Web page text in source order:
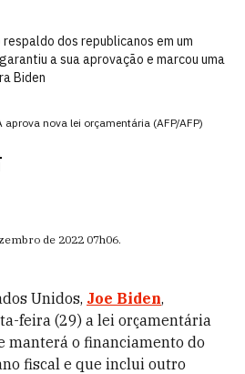
dos republicanos em um
a sua aprovação e marcou uma
Biden
aprova nova lei orçamentária (AFP/AFP)
de 2022 07h06.
Unidos, Joe Biden,
feira (29) a lei orçamentária
manterá o financiamento do
fiscal e que inclui outro